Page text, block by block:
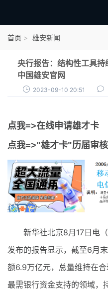
审
首页 雄安新闻
央行报告：结构性工具
中国雄安官网
2023-09-10 20:51
点我=>在线申请雄才卡
点我=>"雄才卡"历届审
新华社北京8月17日电（
发布的报告显示，截至6月
额6.9万亿元，总量维持在
最需银行资金支持的领域，